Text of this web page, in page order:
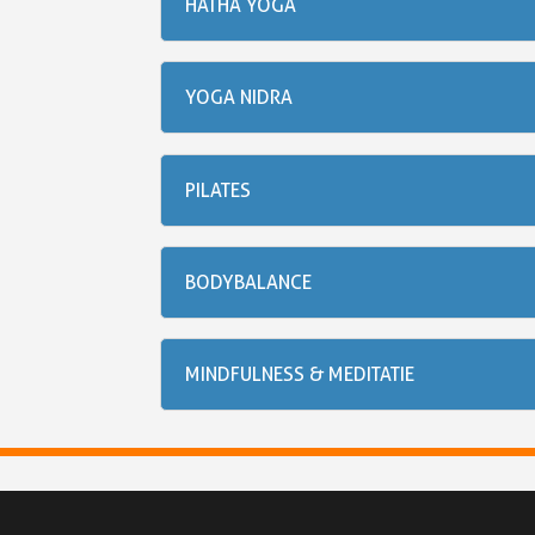
HATHA YOGA
YOGA NIDRA
PILATES
BODYBALANCE
MINDFULNESS & MEDITATIE